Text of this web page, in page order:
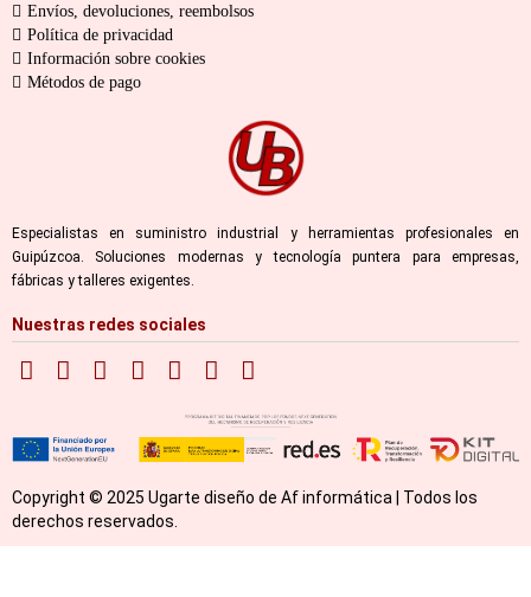
Envíos, devoluciones, reembolsos
Política de privacidad
Información sobre cookies
Métodos de pago
Especialistas en suministro industrial y herramientas profesionales en
Guipúzcoa. Soluciones modernas y tecnología puntera para empresas,
fábricas y talleres exigentes.
Nuestras redes sociales
Copyright © 2025 Ugarte diseño de Af informática | Todos los
derechos reservados.